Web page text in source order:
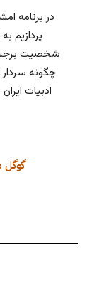
پردازیم
شخصیت
چگونه سردار
ادبیات
گوگل